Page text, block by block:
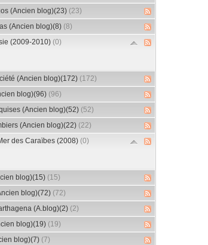
(Ancien blog)(23) (23)
(Ancien blog)(8) (8)
(2009-2010) (0)
(Ancien blog)(172) (172)
blog)(96) (96)
(Ancien blog)(52) (52)
(Ancien blog)(22) (22)
des Caraïbes (2008) (0)
blog)(15) (15)
blog)(72) (72)
(A.blog)(2) (2)
blog)(19) (19)
blog)(7) (7)